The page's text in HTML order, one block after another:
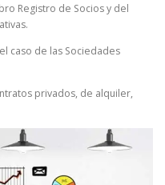
Registro de Socios y del
caso de las Sociedades
privados, de alquiler,